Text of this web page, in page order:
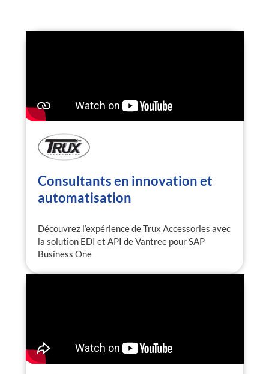
Consultants en innovation et
automatisation
Découvrez l’expérience de Trux Accessories avec
la solution EDI et API de Vantree pour SAP
Business One